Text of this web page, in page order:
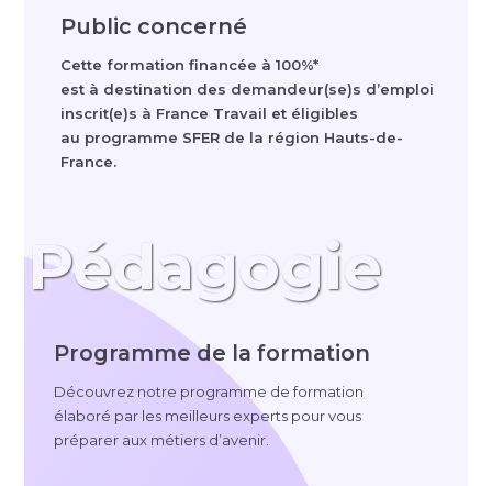
Public concerné
Cette formation financée à 100%*
est à destination des demandeur(se)s d’emploi
inscrit(e)s à France Travail et éligibles
au programme SFER de la région Hauts-de-
France.
Pédagogie
Programme de la formation
Découvrez notre programme de formation
élaboré par les meilleurs experts pour vous
préparer aux métiers d’avenir.